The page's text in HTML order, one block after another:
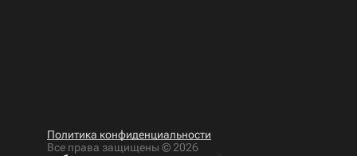
Политика конфиденциальности
Все права защищены © 2026